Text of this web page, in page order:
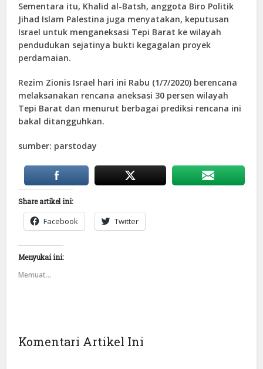
Sementara itu, Khalid al-Batsh, anggota Biro Politik
Jihad Islam Palestina juga menyatakan, keputusan
Israel untuk menganeksasi Tepi Barat ke wilayah
pendudukan sejatinya bukti kegagalan proyek
perdamaian.
Rezim Zionis Israel hari ini Rabu (1/7/2020) berencana
melaksanakan rencana aneksasi 30 persen wilayah
Tepi Barat dan menurut berbagai prediksi rencana ini
bakal ditangguhkan.
sumber: parstoday
Share artikel ini:
Facebook Twitter
Menyukai ini:
Memuat...
Komentari Artikel Ini